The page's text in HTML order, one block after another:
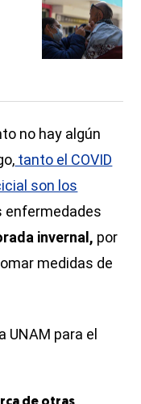
no hay algún
tanto el COVID
son los
enfermedades
invernal, por
medidas de
UNAM para el